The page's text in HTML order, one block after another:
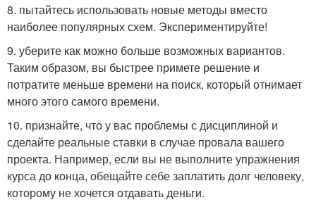
8. пытайтесь использовать новые методы вместо
наиболее популярных схем. Экспериментируйте!
9. уберите как можно больше возможных вариантов.
Таким образом, вы быстрее примете решение и
потратите меньше времени на поиск, который отнимает
много этого самого времени.
10. признайте, что у вас проблемы с дисциплиной и
сделайте реальные ставки в случае провала вашего
проекта. Например, если вы не выполните упражнения
курса до конца, обещайте себе заплатить долг человеку,
которому не хочется отдавать деньги.